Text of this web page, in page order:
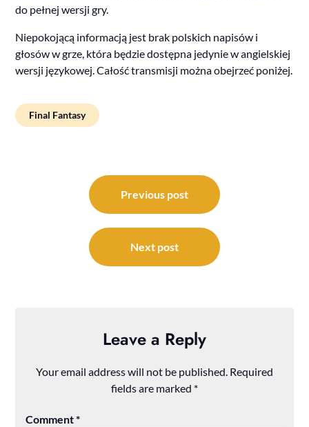
do pełnej wersji gry.
Niepokojącą informacją jest brak polskich napisów i
głosów w grze, która będzie dostępna jedynie w angielskiej
wersji językowej. Całość transmisji można obejrzeć poniżej.
Final Fantasy
navigation
Previous post
Next post
Leave a Reply
Your email address will not be published. Required
fields are marked *
Comment*